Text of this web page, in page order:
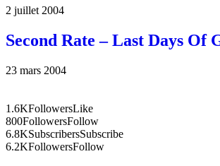
2 juillet 2004
Second Rate – Last Days Of
23 mars 2004
1.6KFollowersLike
800FollowersFollow
6.8KSubscribersSubscribe
6.2KFollowersFollow